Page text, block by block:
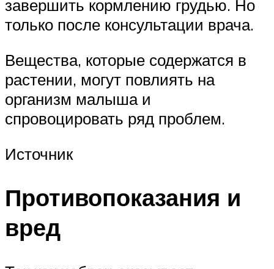
завершить кормлению грудью. Но
только после консультации врача.
Вещества, которые содержатся в
растении, могут повлиять на
организм малыша и
спровоцировать ряд проблем.
Источник
Противопоказания и
вред